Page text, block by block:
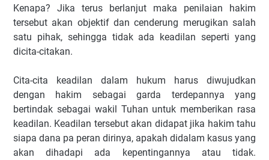
Kenapa? Jika terus berlanjut maka penilaian hakim
tersebut akan objektif dan cenderung merugikan salah
satu pihak, sehingga tidak ada keadilan seperti yang
dicita-citakan.
Cita-cita keadilan dalam hukum harus diwujudkan
dengan hakim sebagai garda terdepannya yang
bertindak sebagai wakil Tuhan untuk memberikan rasa
keadilan. Keadilan tersebut akan didapat jika hakim tahu
siapa dana pa peran dirinya, apakah didalam kasus yang
akan dihadapi ada kepentingannya atau tidak.